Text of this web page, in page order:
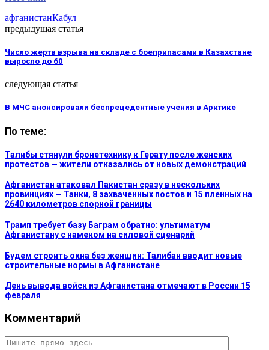
афганистанКабул
предыдущая статья
Число жертв взрыва на складе с боеприпасами в Казахстане
выросло до 60
следующая статья
В МЧС анонсировали беспрецедентные учения в Арктике
По теме:
Талибы стянули бронетехнику к Герату после женских
протестов — жители отказались от новых демонстраций
Афганистан атаковал Пакистан сразу в нескольких
провинциях — Танки, 8 захваченных постов и 15 пленных на
2640 километров спорной границы
Трамп требует базу Баграм обратно: ультиматум
Афганистану с намеком на силовой сценарий
Будем строить окна без женщин: Талибан вводит новые
строительные нормы в Афганистане
День вывода войск из Афганистана отмечают в России 15
февраля
Комментарий